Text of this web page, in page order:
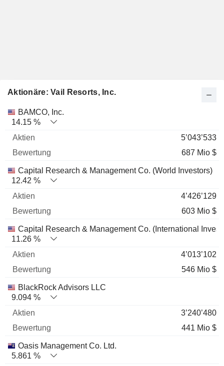
Aktionäre: Vail Resorts, Inc.
Name Aktien %
BAMCO, Inc.
14.15 %
5’043’533
687 Mio $
Capital Research & Management Co. (World Investors)
12.42 %
4’426’129
603 Mio $
Capital Research & Management Co. (International
11.26 %
4’013’102
546 Mio $
BlackRock Advisors LLC
9.094 %
3’240’480
441 Mio $
Oasis Management Co. Ltd.
5.861 %